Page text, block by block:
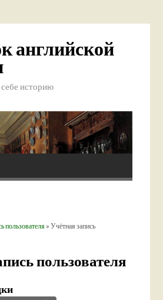
английской
историю
пользователя» Учётная запись
пользователя